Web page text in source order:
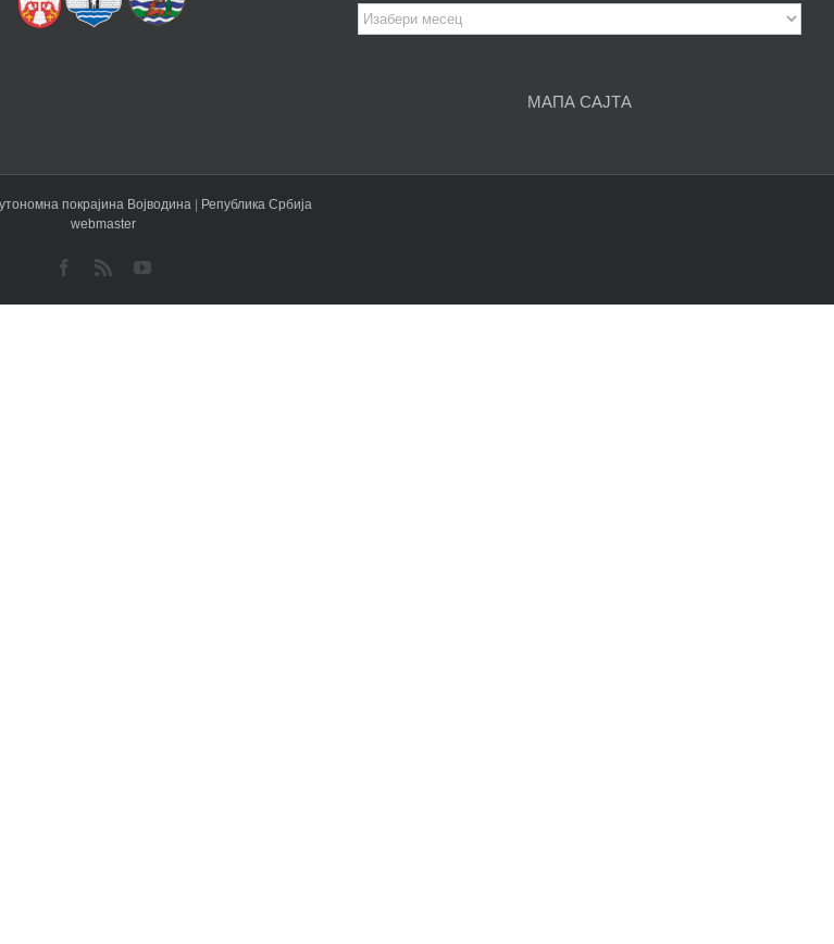
Архива
чланака
МАПА САЈТА
покрајина Војводина | Република Србија
webmaster
Facebook
Rss YouTube